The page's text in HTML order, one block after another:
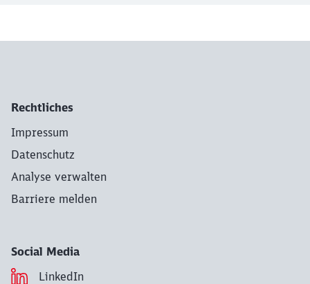
Rechtliches
Impressum
Datenschutz
Analyse verwalten
Barriere melden
Social Media
LinkedIn